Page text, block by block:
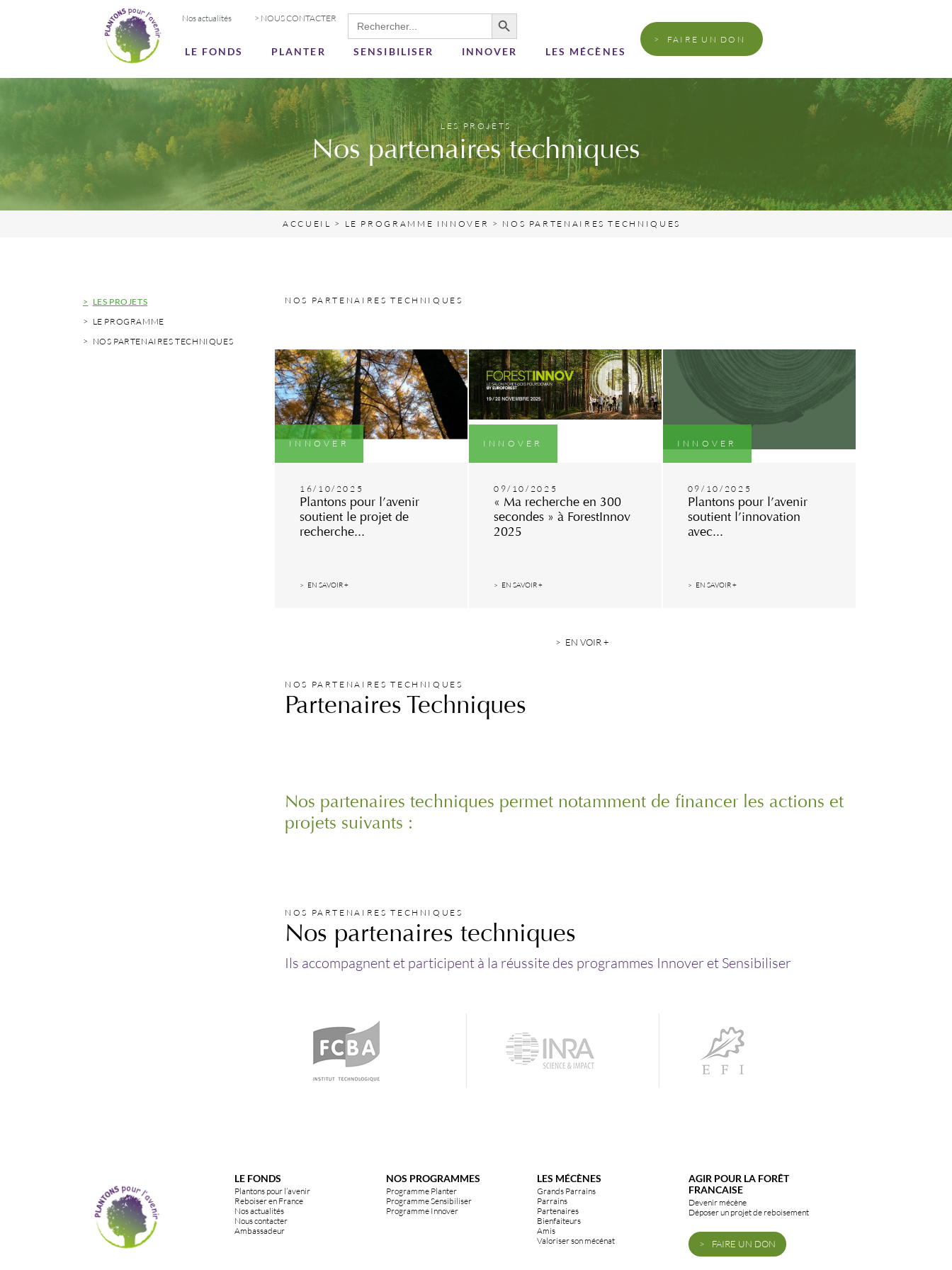
Nos actualités > NOUS CONTACTER
Search
for:
Search Button
LE FONDS PLANTER SENSIBILISER INNOVER LES MÉCÈNES
FAIRE UN DON
LES PROJETS
Nos partenaires techniques
ACCUEIL > LE PROGRAMME INNOVER > NOS PARTENAIRES TECHNIQUES
LES PROJETS
LE PROGRAMME
NOS PARTENAIRES TECHNIQUES
NOS PARTENAIRES TECHNIQUES
INNOVER
16/10/2025
Plantons pour l’avenir
soutient le projet de
recherche...
EN SAVOIR +
INNOVER
09/10/2025
« Ma recherche en 300
secondes » à ForestInnov
2025
EN SAVOIR +
INNOVER
09/10/2025
Plantons pour l’avenir
soutient l’innovation
avec...
EN SAVOIR +
EN VOIR +
NOS PARTENAIRES TECHNIQUES
Partenaires Techniques
Nos partenaires techniques permet notamment de financer les actions et
projets suivants :
NOS PARTENAIRES TECHNIQUES
Nos partenaires techniques
Ils accompagnent et participent à la réussite des programmes Innover et Sensibiliser
LE FONDS
Plantons pour l’avenir
Reboiser en France
Nos actualités
Nous contacter
Ambassadeur
NOS PROGRAMMES
Programme Planter
Programme Sensibiliser
Programme Innover
LES MÉCÈNES
Grands Parrains
Parrains
Partenaires
Bienfaiteurs
Amis
Valoriser son mécénat
AGIR POUR LA FORÊT
FRANCAISE
Devenir mécène
Déposer un projet de reboisement
FAIRE UN DON